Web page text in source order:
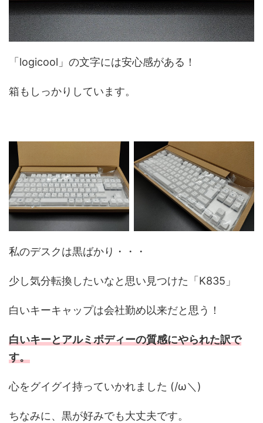
「logicool」の文字には安心感がある！
箱もしっかりしています。
私のデスクは黒ばかり・・・
少し気分転換したいなと思い見つけた「K835」
白いキーキャップは会社勤め以来だと思う！
白いキーとアルミボディーの質感にやられた訳で
す。
心をグイグイ持っていかれました (/ω＼)
ちなみに、黒が好みでも大丈夫です。